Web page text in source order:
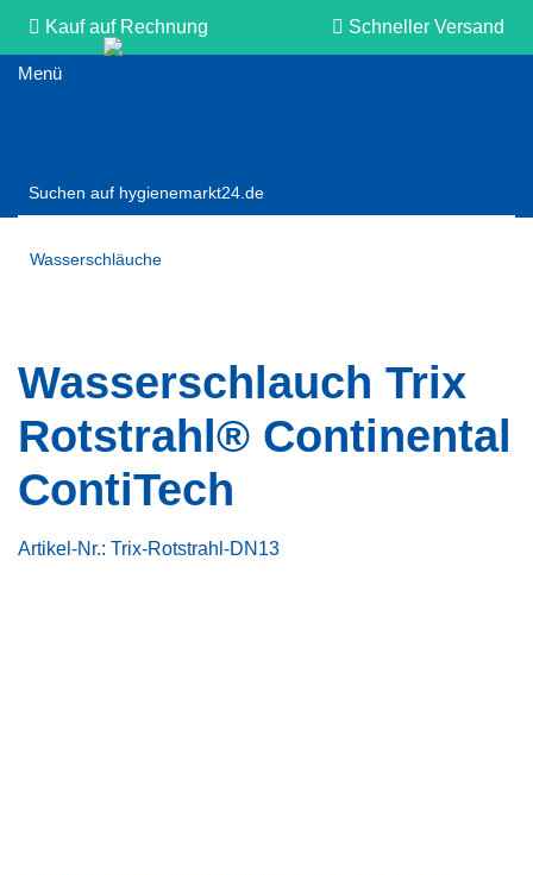
Kauf auf Rechnung Schneller Versand
Wasserschläuche
Wasserschlauch Trix
Rotstrahl® Continental
ContiTech
Artikel-Nr.: Trix-Rotstrahl-DN13